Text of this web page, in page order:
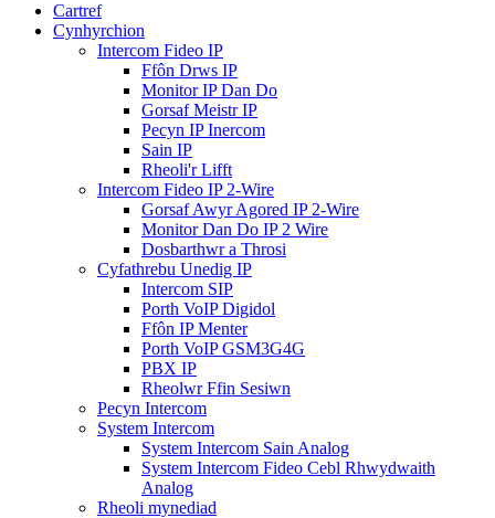
Cartref
Cynhyrchion
Intercom Fideo IP
Ffôn Drws IP
Monitor IP Dan Do
Gorsaf Meistr IP
Pecyn IP Inercom
Sain IP
Rheoli'r Lifft
Intercom Fideo IP 2-Wire
Gorsaf Awyr Agored IP 2-Wire
Monitor Dan Do IP 2 Wire
Dosbarthwr a Throsi
Cyfathrebu Unedig IP
Intercom SIP
Porth VoIP Digidol
Ffôn IP Menter
Porth VoIP GSM3G4G
PBX IP
Rheolwr Ffin Sesiwn
Pecyn Intercom
System Intercom
System Intercom Sain Analog
System Intercom Fideo Cebl Rhwydwaith
Analog
Rheoli mynediad